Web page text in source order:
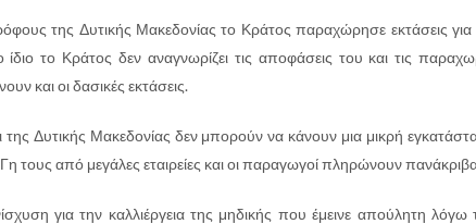
της Δυτικής Μακεδονίας το Κράτος παραχώρησε εκτάσεις για
το Κράτος δεν αναγνωρίζει τις αποφάσεις του και τις
και οι δασικές εκτάσεις.
της Δυτικής Μακεδονίας δεν μπορούν να κάνουν μια μικρή
τους από μεγάλες εταιρείες και οι παραγωγοί πληρώνουν πανάκριβα
για την καλλιέργεια της μηδικής που έμεινε απούλητη